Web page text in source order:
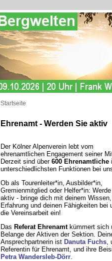
Startseite
Ehrenamt - Werden Sie aktiv
Der Kölner Alpenverein lebt vom
ehrenamtlichen Engagement seiner
Derzeit sind über 600 Ehrenamtliche
unterschiedlichsten Funktionen bei
Ob als Tourenleiter*in, Ausbilder*in,
Gremienmitglied oder Helfer*in:
aktiv - bringe dich mit deinem
Erfahrung und deinen Fähigkeiten bei
die Vereinsarbeit ein!
Das Referat Ehrenamtkümmert sich
Belange der Aktiven der Sektion.
Ansprechpartnerin ist Danuta Fuchs,
Referentin für Ehrenamt, und ihre
Petra Wandersleb-Dörr.